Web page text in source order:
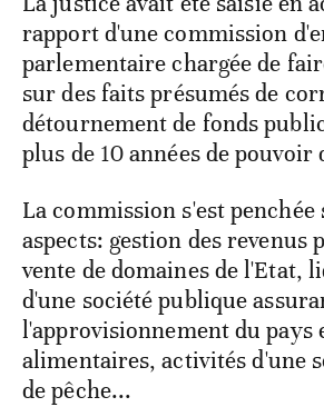
rapport d'une commission
parlementaire chargée de
sur des faits présumés de
détournement de fonds
plus de 10 années de pouvoir
La commission s'est
aspects: gestion des revenus
vente de domaines de l'Etat,
d'une société publique
l'approvisionnement du pays
alimentaires, activités d'une
de pêche...